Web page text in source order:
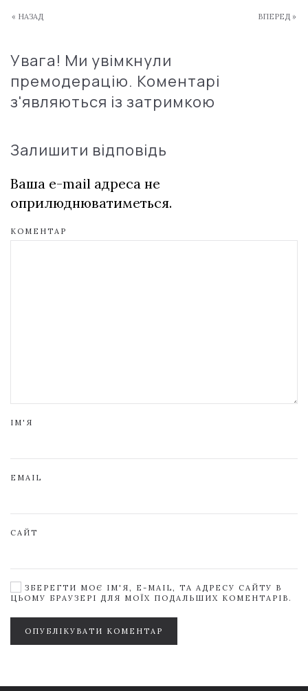
« НАЗАД ВПЕРЕД »
Увага! Ми увімкнули
премодерацію. Коментарі
з'являються із затримкою
Залишити відповідь
Ваша e-mail адреса не
оприлюднюватиметься.
КОМЕНТАР
ІМ'Я
EMAIL
САЙТ
ЗБЕРЕГТИ МОЄ ІМ'Я, E-MAIL, ТА АДРЕСУ САЙТУ В
ЦЬОМУ БРАУЗЕРІ ДЛЯ МОЇХ ПОДАЛЬШИХ КОМЕНТАРІВ.
ОПУБЛІКУВАТИ КОМЕНТАР